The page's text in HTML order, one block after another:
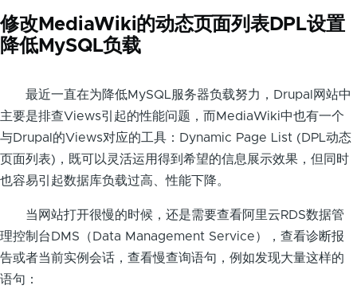
修改MediaWiki的动态页面列表DPL设置
降低MySQL负载
最近一直在为降低MySQL服务器负载努力，Drupal网站中
主要是排查Views引起的性能问题，而MediaWiki中也有一个
与Drupal的Views对应的工具：Dynamic Page List (DPL动态
页面列表)，既可以灵活运用得到希望的信息展示效果，但同时
也容易引起数据库负载过高、性能下降。
当网站打开很慢的时候，还是需要查看阿里云RDS数据管
理控制台DMS（Data Management Service），查看诊断报
告或者当前实例会话，查看慢查询语句，例如发现大量这样的
语句：